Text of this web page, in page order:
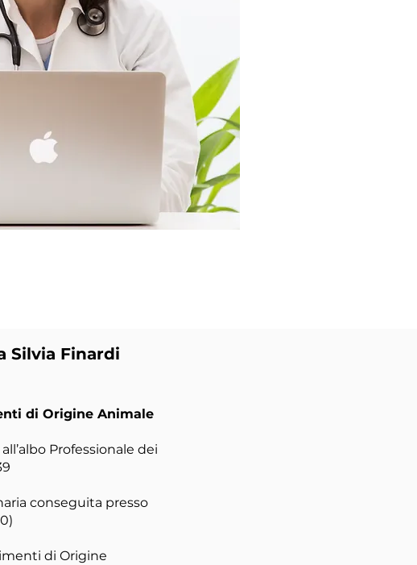
Silvia Finardi
di Origine Animale
Professionale dei
conseguita presso
di Origine